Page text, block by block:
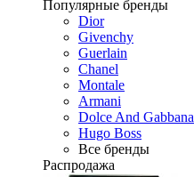
Популярные бренды
Dior
Givenchy
Guerlain
Chanel
Montale
Armani
Dolce And Gabbana
Hugo Boss
Все бренды
Распродажа